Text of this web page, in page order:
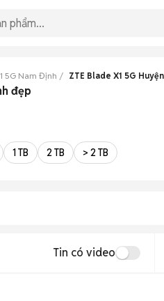
5G Nam Định ZTE Blade X1 5G
đẹp
1 TB 2 TB > 2 TB
Tin có video